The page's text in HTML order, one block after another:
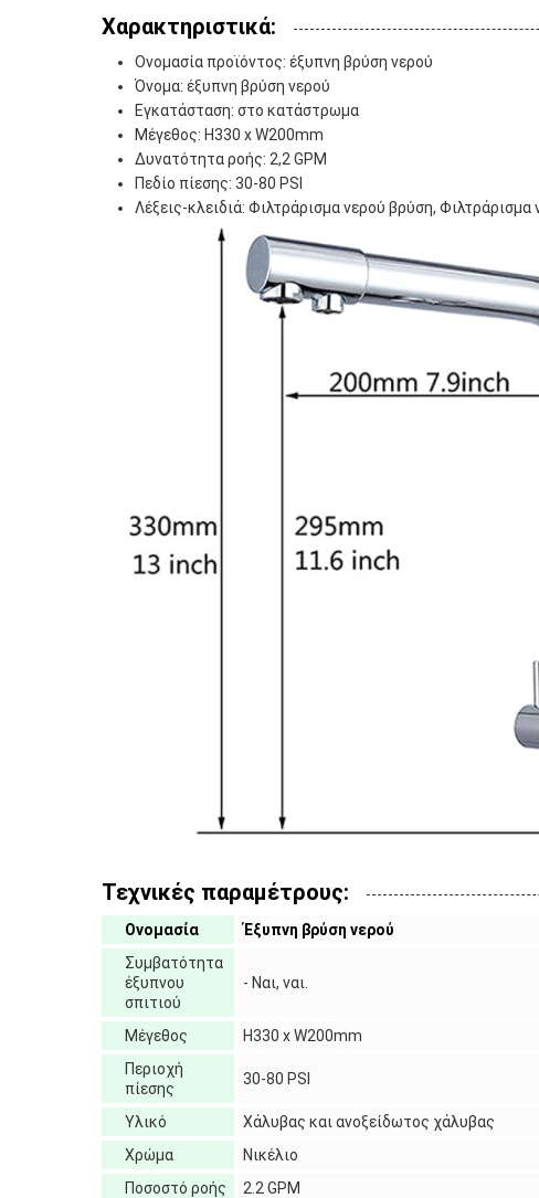
Χαρακτηριστικά:
Ονομασία προϊόντος: έξυπνη βρύση νερού
Όνομα: έξυπνη βρύση νερού
Εγκατάσταση: στο κατάστρωμα
Μέγεθος: H330 x W200mm
Δυνατότητα ροής: 2,2 GPM
Πεδίο πίεσης: 30-80 PSI
Λέξεις-κλειδιά: Φιλτράρισμα νερού βρύση,
Τεχνικές παραμέτρους:
Ονομασία
Έξυπνη βρύση νερού
Συμβατότητα
έξυπνου
σπιτιού
- Ναι, ναι.
Μέγεθος
H330 x W200mm
Περιοχή
πίεσης
30-80 PSI
Υλικό
Χάλυβας και ανοξείδωτος χάλυβας
Χρώμα
Νικέλιο
Ποσοστό ροής
2.2 GPM